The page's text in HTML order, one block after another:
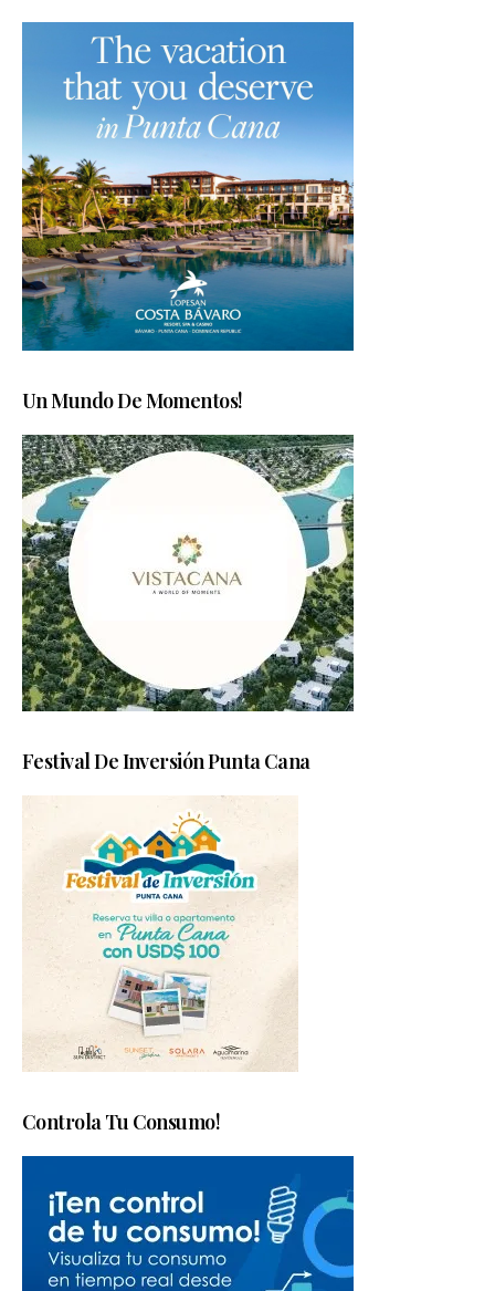
Un Mundo De Momentos!
Festival De Inversión Punta Cana
Controla Tu Consumo!